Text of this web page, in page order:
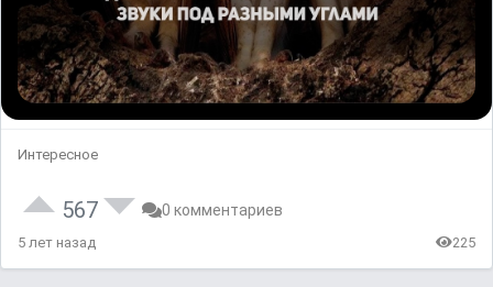
Интересное
567 0 комментариев
5 лет назад 225